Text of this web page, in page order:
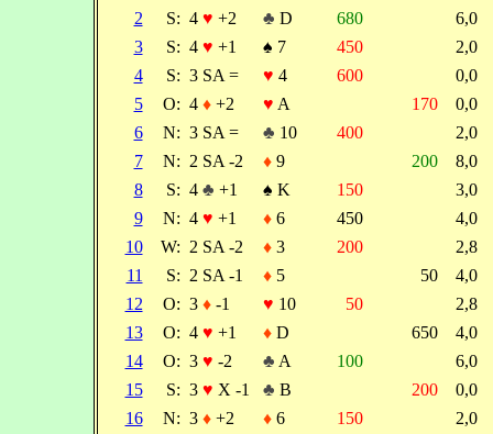
2
S: 4 ♥ +2 ♣ D 680
6,0
3
S: 4 ♥ +1 ♠ 7 450
2,0
4
S: 3 SA = ♥ 4 600
0,0
5
O: 4 ♦+2 ♥ A 170
0,0
6
N: 3 SA = ♣ 10 400
2,0
7
N: 2 SA -2 ♦9 200
8,0
8
S: 4 ♣ +1 ♠ K 150
3,0
9
N: 4 ♥ +1 ♦6 450
4,0
10
W: 2 SA -2 ♦3 200
2,8
11
S: 2 SA -1 ♦5 50
4,0
12
O: 3 ♦-1 ♥ 10 50
2,8
13
O: 4 ♥ +1 ♦D 650
4,0
14
O: 3 ♥ -2 ♣ A 100
6,0
15
S: 3 ♥ X -1 ♣ B 200
0,0
16
N: 3 ♦+2 ♦6 150
2,0